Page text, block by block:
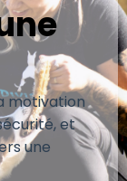
motivation
et
une